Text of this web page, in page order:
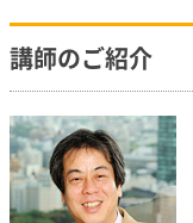
講師のご紹介